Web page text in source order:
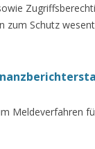
zum Schutz
Meldeverfahren